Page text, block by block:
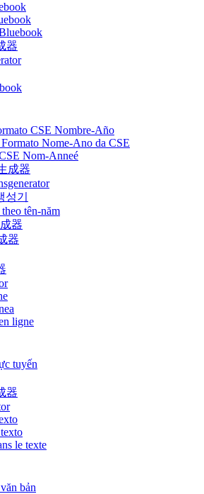
器
CSE Nombre-Año
Nome-Ano da CSE
Nom-Anneé
成器
기
tên-năm
器
器
ligne
tuyến
器
le texte
bản